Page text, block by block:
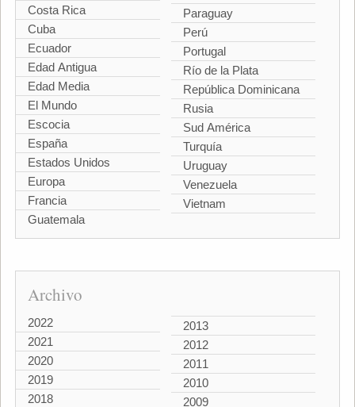
Costa Rica
Cuba
Ecuador
Edad Antigua
Edad Media
El Mundo
Escocia
España
Estados Unidos
Europa
Francia
Guatemala
Paraguay
Perú
Portugal
Río de la Plata
República Dominicana
Rusia
Sud América
Turquía
Uruguay
Venezuela
Vietnam
Archivo
2022
2021
2020
2019
2018
2013
2012
2011
2010
2009